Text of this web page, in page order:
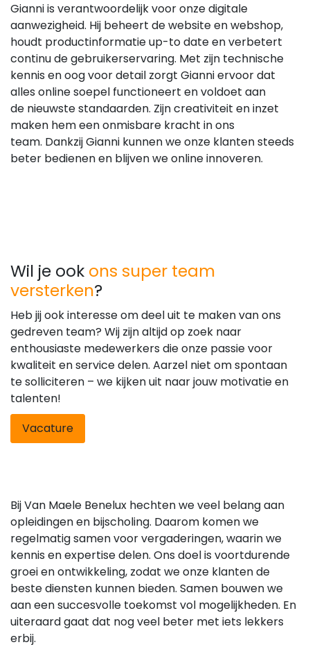
Gianni is verantwoordelijk voor onze digitale
aanwezigheid. Hij beheert de website en webshop,
houdt productinformatie up-to date en verbetert
continu de gebruikerservaring. Met zijn technische
kennis en oog voor detail zorgt Gianni ervoor dat
alles online soepel functioneert en voldoet aan
de nieuwste standaarden. Zijn creativiteit en inzet
maken hem een onmisbare kracht in ons
team. Dankzij Gianni kunnen we onze klanten steeds
beter bedienen en blijven we online innoveren.
Wil je ook ons super team
versterken?
Heb jij ook interesse om deel uit te maken van ons
gedreven team? Wij zijn altijd op zoek naar
enthousiaste medewerkers die onze passie voor
kwaliteit en service delen. Aarzel niet om spontaan
te solliciteren – we kijken uit naar jouw motivatie en
talenten!
Vacature
Bij Van Maele Benelux hechten we veel belang aan
opleidingen en bijscholing. Daarom komen we
regelmatig samen voor vergaderingen, waarin we
kennis en expertise delen. Ons doel is voortdurende
groei en ontwikkeling, zodat we onze klanten de
beste diensten kunnen bieden. Samen bouwen we
aan een succesvolle toekomst vol mogelijkheden. En
uiteraard gaat dat nog veel beter met iets lekkers
erbij.